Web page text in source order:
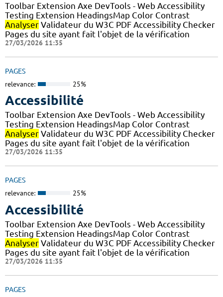
Toolbar Extension Axe DevTools - Web Accessibility
Testing Extension HeadingsMap Color Contrast
Analyser Validateur du W3C PDF Accessibility Checker
Pages du site ayant fait l'objet de la vérification
27/03/2026 11:35
PAGES
relevance: 25%
Accessibilité
Toolbar Extension Axe DevTools - Web Accessibility
Testing Extension HeadingsMap Color Contrast
Analyser Validateur du W3C PDF Accessibility Checker
Pages du site ayant fait l'objet de la vérification
27/03/2026 11:35
PAGES
relevance: 25%
Accessibilité
Toolbar Extension Axe DevTools - Web Accessibility
Testing Extension HeadingsMap Color Contrast
Analyser Validateur du W3C PDF Accessibility Checker
Pages du site ayant fait l'objet de la vérification
27/03/2026 11:35
PAGES